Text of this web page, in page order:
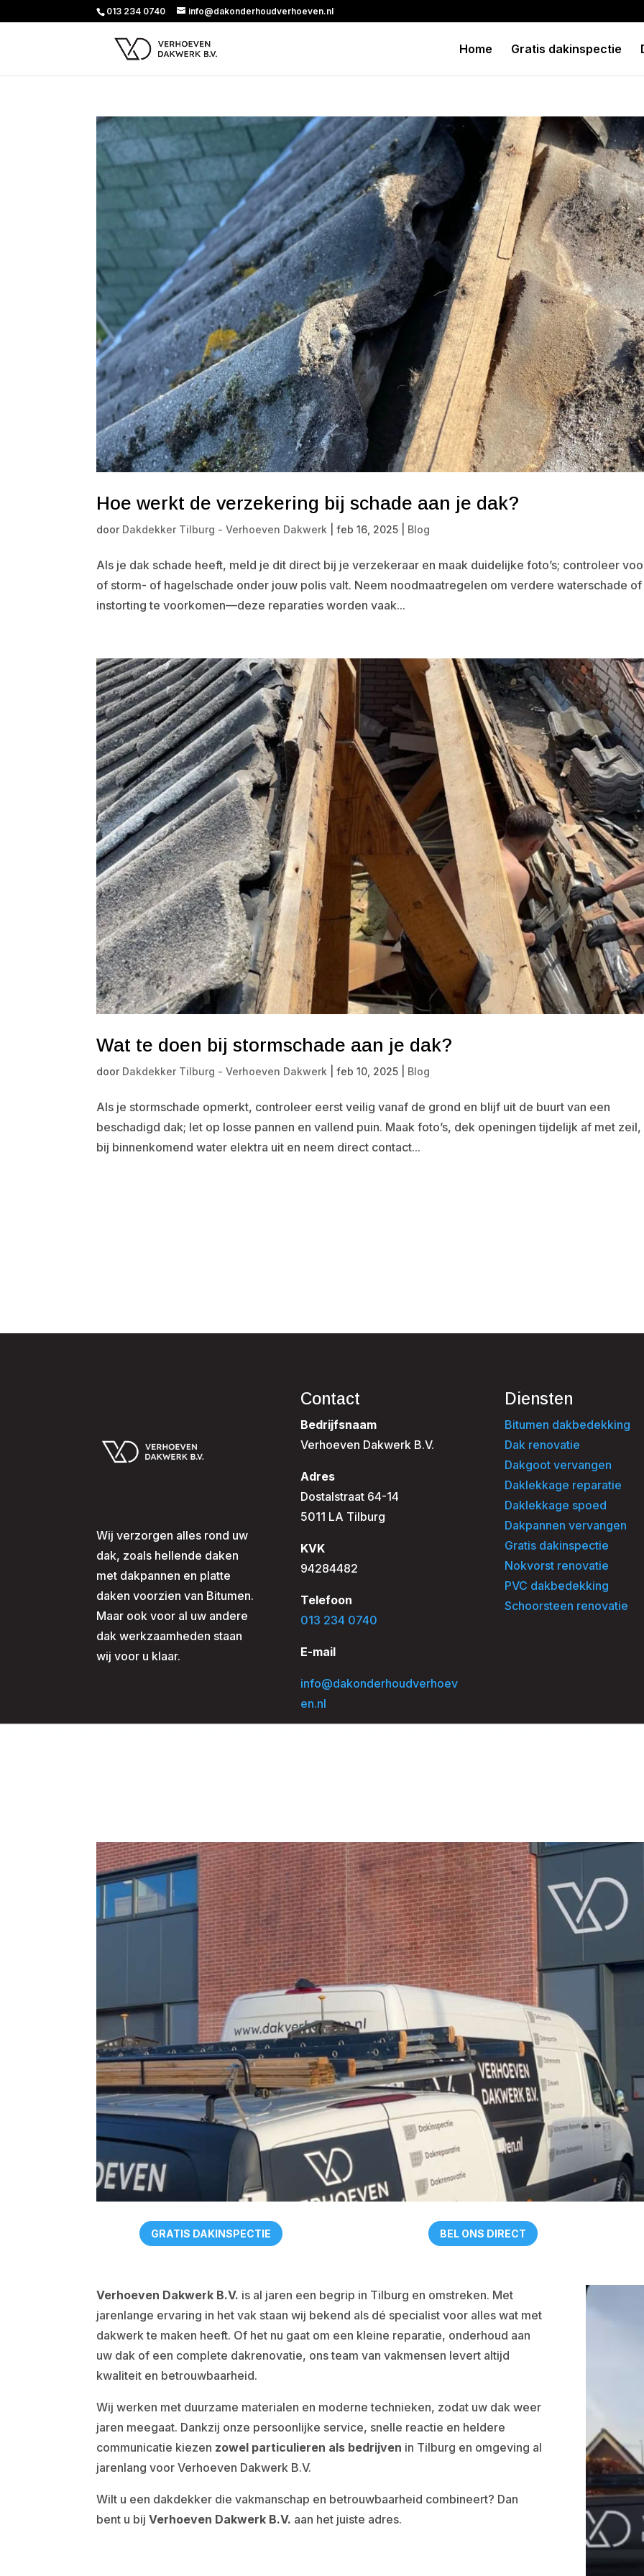
013 234 0740 info@dakonderhoudverhoeven.nl
Home Gratis dakinspectie
Hoe werkt de verzekering bij schade aan je dak?
door Dakdekker Tilburg - Verhoeven Dakwerk |feb 16, 2025 Blog
Als je dak schade heeft, meld je dit direct bij je verzekeraar en maak duidelijke foto’s; controleer
of storm- of hagelschade onder jouw polis valt. Neem noodmaatregelen om verdere waterschade of
instorting te voorkomen—deze reparaties worden vaak...
Wat te doen bij stormschade aan je dak?
door Dakdekker Tilburg - Verhoeven Dakwerk |feb 10, 2025 Blog
Als je stormschade opmerkt, controleer eerst veilig vanaf de grond en blijf uit de buurt van een
beschadigd dak; let op losse pannen en vallend puin. Maak foto’s, dek openingen tijdelijk af met
bij binnenkomend water elektra uit en neem direct contact...
Wij verzorgen alles rond uw
dak, zoals hellende daken
met dakpannen en platte
daken voorzien van Bitumen.
Maar ook voor al uw andere
dak werkzaamheden staan
wij voor u klaar.
Contact
Bedrijfsnaam
Verhoeven Dakwerk B.V.
Adres
Dostalstraat 64-14
5011 LA Tilburg
KVK
94284482
Telefoon
013 234 0740
E-mail
info@dakonderhoudverhoev
en.nl
Diensten
Bitumen dakbedekking
Dak renovatie
Dakgoot vervangen
Daklekkage reparatie
Daklekkage spoed
Dakpannen vervangen
Gratis dakinspectie
Nokvorst renovatie
PVC dakbedekking
Schoorsteen renovatie
GRATIS DAKINSPECTIE BEL ONS DIRECT
Verhoeven Dakwerk B.V. is al jaren een begrip in Tilburg en omstreken. Met
jarenlange ervaring in het vak staan wij bekend als dé specialist voor alles wat met
dakwerk te maken heeft. Of het nu gaat om een kleine reparatie, onderhoud aan
uw dak of een complete dakrenovatie, ons team van vakmensen levert altijd
kwaliteit en betrouwbaarheid.
Wij werken met duurzame materialen en moderne technieken, zodat uw dak weer
jaren meegaat. Dankzij onze persoonlijke service, snelle reactie en heldere
communicatie kiezen zowel particulieren als bedrijven in Tilburg en omgeving al
jarenlang voor Verhoeven Dakwerk B.V.
Wilt u een dakdekker die vakmanschap en betrouwbaarheid combineert? Dan
bent u bijVerhoeven Dakwerk B.V. aan het juiste adres.